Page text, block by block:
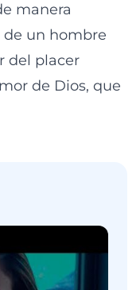
manera
un hombre
del placer
de Dios, que